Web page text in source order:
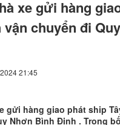
xe gửi hàng
vận chuyển đi
21:45
gửi hàng giao phát ship
Nhơn Bình Định . Trong